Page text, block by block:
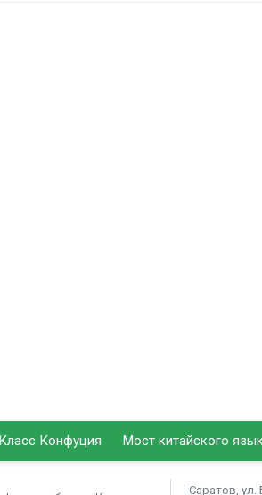
Саратов, ул.
Класс Конфуция Мост китайского